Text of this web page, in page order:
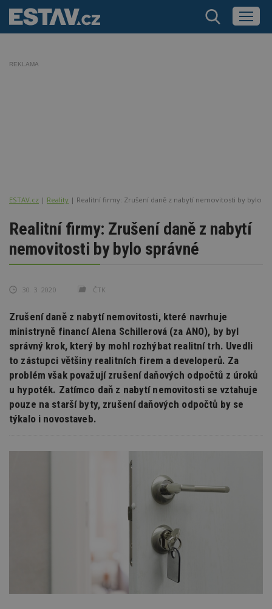
REKLAMA
ESTAV.cz Reality Realitní firmy: Zrušení daně z nabytí nemovitosti by bylo
Realitní firmy: Zrušení daně z nabytí
nemovitosti by bylo správné
30. 3. 2020 ČTK
Zrušení daně z nabytí nemovitosti, které navrhuje
ministryně financí Alena Schillerová (za ANO), by byl
správný krok, který by mohl rozhýbat realitní trh. Uvedli
to zástupci většiny realitních firem a developerů. Za
problém však považují zrušení daňových odpočtů z úroků
u hypoték. Zatímco daň z nabytí nemovitosti se vztahuje
pouze na starší byty, zrušení daňových odpočtů by se
týkalo i novostaveb.